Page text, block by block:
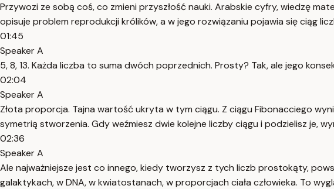
Przywozi ze sobą coś, co zmieni przyszłość nauki. Arabskie cyfry, wiedzę
opisuje problem reprodukcji królików, a w jego rozwiązaniu pojawia się ciąg
01:45
Speaker A
5, 8, 13. Każda liczba to suma dwóch poprzednich. Prosty? Tak, ale jego
02:04
Speaker A
Złota proporcja. Tajna wartość ukryta w tym ciągu. Z ciągu Fibonacciego
symetrią stworzenia. Gdy weźmiesz dwie kolejne liczby ciągu i podzielisz je,
02:36
Speaker A
Ale najważniejsze jest co innego, kiedy tworzysz z tych liczb prostokąty,
galaktykach, w DNA, w kwiatostanach, w proporcjach ciała człowieka. To